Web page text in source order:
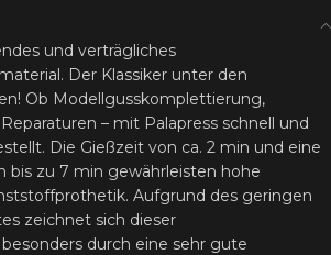
und verträgliches
Der Klassiker unter den
Ob Modellgusskomplettierung,
– mit Palapress schnell und
Die Gießzeit von ca. 2 min und eine
bis zu 7 min gewährleisten hohe
Aufgrund des geringen
zeichnet sich dieser
durch eine sehr gute